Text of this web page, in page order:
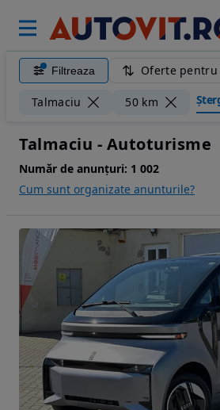
Filtreaza Oferte pentru
Talmaciu 50 km
Talmaciu - Autoturisme
Număr de anunțuri: 1 002
Cum sunt organizate anunturile?